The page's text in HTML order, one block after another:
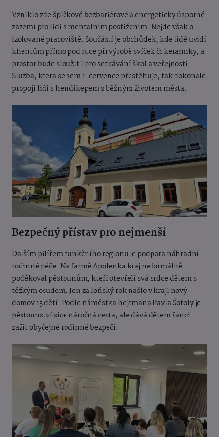
Vzniklo zde špičkové bezbariérové a energeticky úsporné
zázemí pro lidi s mentálním postižením. Nejde však o
izolované pracoviště. Součástí je obchůdek, kde lidé uvidí
klientům přímo pod ruce při výrobě svíček či keramiky, a
prostor bude sloužit i pro setkávání škol a veřejnosti.
Služba, která se sem 1. července přestěhuje, tak dokonale
propojí lidi s hendikepem s běžným životem města.
Bezpečný přístav pro nejmenší
Dalším pilířem funkčního regionu je podpora náhradní
rodinné péče. Na farmě Apolenka kraj neformálně
poděkoval pěstounům, kteří otevřeli svá srdce dětem s
těžkým osudem. Jen za loňský rok našlo v kraji nový
domov 15 dětí. Podle náměstka hejtmana Pavla Šotoly je
pěstounství sice náročná cesta, ale dává dětem šanci
zažít obyčejné rodinné bezpečí.